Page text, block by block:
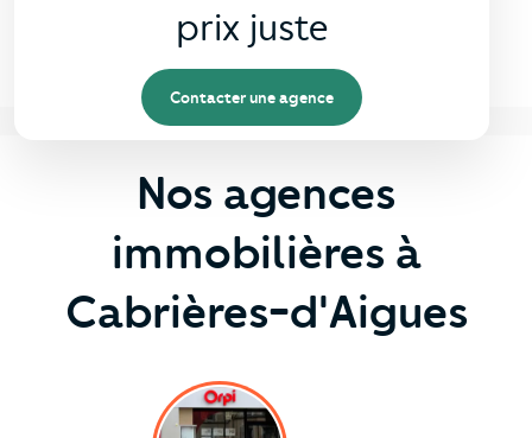
prix juste
Contacter une agence
Nos agences
immobilières à
Cabrières-d'Aigues